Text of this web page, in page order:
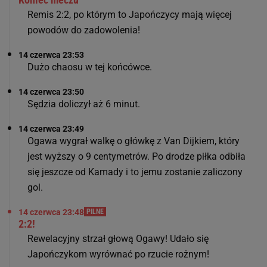
Remis 2:2, po którym to Japończycy mają więcej
powodów do zadowolenia!
14 czerwca 23:53
Dużo chaosu w tej końcówce.
14 czerwca 23:50
Sędzia doliczył aż 6 minut.
14 czerwca 23:49
Ogawa wygrał walkę o główkę z Van Dijkiem, który
jest wyższy o 9 centymetrów. Po drodze piłka odbiła
się jeszcze od Kamady i to jemu zostanie zaliczony
gol.
14 czerwca 23:48 PILNE
2:2!
Rewelacyjny strzał głową Ogawy! Udało się
Japończykom wyrównać po rzucie rożnym!